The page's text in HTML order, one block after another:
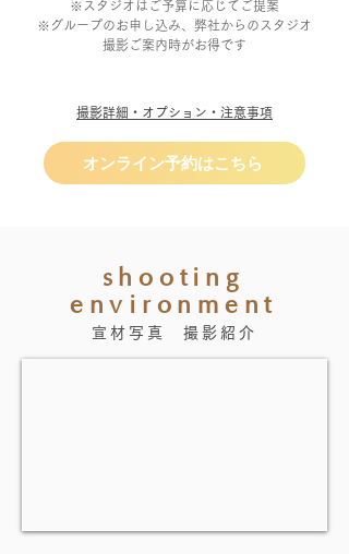
※スタジオはご予算に応じてご提案
※グループのお申し込み、弊社からのスタジオ
撮影ご案内時がお得です
撮影詳細・オプション・注意事項
オンライン予約はこちら
shooting
environment
宣材写真 撮影紹介